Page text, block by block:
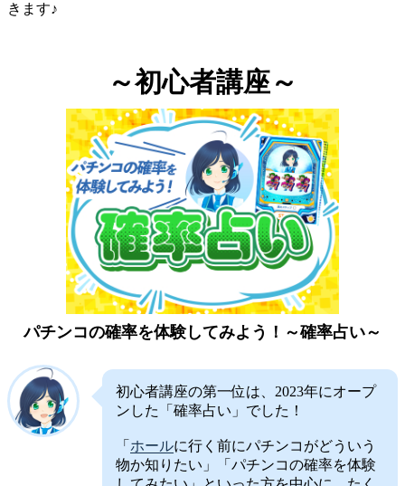
きます♪
～初心者講座～
パチンコの確率を体験してみよう！～確率占い～
初心者講座の第一位は、2023年にオープ
ンした「確率占い」でした！
「 ホールに行く前にパチンコがどういう
物か知りたい」「パチンコの確率を体験